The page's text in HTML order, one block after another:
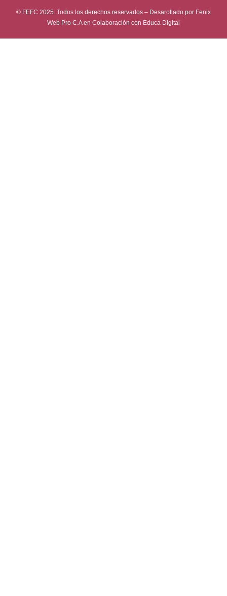
© FEFC 2025. Todos los derechos reservados – Desarollado por Fenix
Web Pro C.Aen Colaboración con Educa Digital